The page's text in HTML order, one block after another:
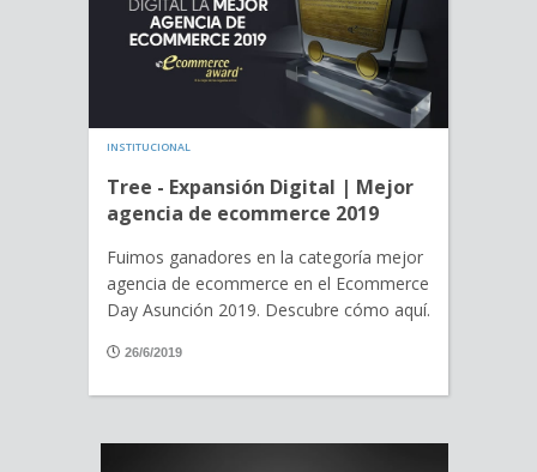
INSTITUCIONAL
Tree - Expansión Digital | Mejor
agencia de ecommerce 2019
Fuimos ganadores en la categoría mejor
agencia de ecommerce en el Ecommerce
Day Asunción 2019. Descubre cómo aquí.
26/6/2019